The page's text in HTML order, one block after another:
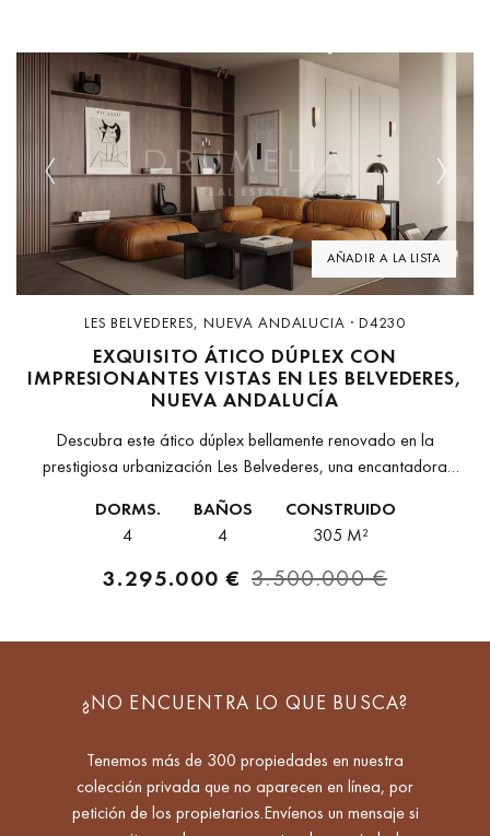
AÑADIR A LA LISTA
Previous Next
LES BELVEDERES, NUEVA ANDALUCIA · D4230
EXQUISITO ÁTICO DÚPLEX CON
IMPRESIONANTES VISTAS EN LES BELVEDERES,
NUEVA ANDALUCÍA
Descubra este ático dúplex bellamente renovado en la
prestigiosa urbanización Les Belvederes, una encantadora
dormitorios y 4 baños combina a la...
DORMS.
4
BAÑOS
4
CONSTRUIDO
305 M²
3.295.000 € 3.500.000 €
¿NO ENCUENTRA LO QUE BUSCA?
Tenemos más de 300 propiedades en nuestra
colección privada que no aparecen en línea, por
petición de los propietarios.Envíenos un mensaje si